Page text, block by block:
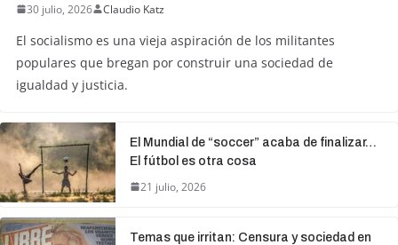
30 julio, 2026 Claudio Katz
El socialismo es una vieja aspiración de los militantes
populares que bregan por construir una sociedad de
igualdad y justicia.
El Mundial de “soccer” acaba de finalizar…
El fútbol es otra cosa
21 julio, 2026
Temas que irritan: Censura y sociedad en